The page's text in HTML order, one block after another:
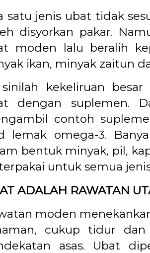
satu jenis ubat tidak
disyorkan pakar.
moden lalu beralih
ikan, minyak zaitun
kekeliruan
dengan suplemen.
contoh
lemak omega-3.
bentuk minyak, pil,
untuk semua
ADALAH RAWATAN
moden
cukup tidur dan
asas. Ubat